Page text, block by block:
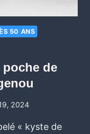
50 ANS
de
2024
« kyste de